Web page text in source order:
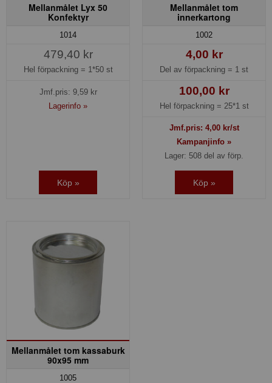
Mellanmålet Lyx 50
Konfektyr
1014
479,40 kr
Hel förpackning = 1*50 st
Jmf.pris: 9,59kr
Lagerinfo »
Köp »
Mellanmålet tom
innerkartong
1002
4,00 kr
Del av förpackning = 1 st
100,00 kr
Hel förpackning = 25*1 st
Jmf.pris: 4,00kr/st
Kampanjinfo »
Lager: 508 del av förp.
Köp »
Mellanmålet tom kassaburk
90x95 mm
1005